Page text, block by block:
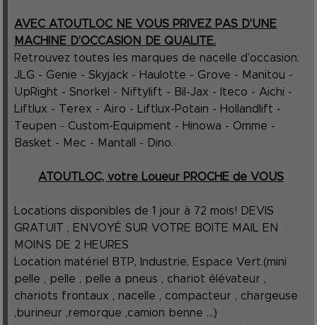
AVEC ATOUTLOC NE VOUS PRIVEZ PAS D'UNE
MACHINE D’OCCASION DE QUALITE.
Retrouvez toutes les marques de nacelle d’occasion:
JLG - Genie - Skyjack - Haulotte - Grove - Manitou -
UpRight - Snorkel - Niftylift - Bil-Jax - Iteco - Aichi -
Liftlux - Terex - Airo - Liftlux-Potain - Hollandlift -
Teupen - Custom-Equipment - Hinowa - Omme -
Basket - Mec - Mantall - Dino.
ATOUTLOC, votre Loueur PROCHE de VOUS
Locations disponibles de 1 jour à 72 mois! DEVIS
GRATUIT , ENVOYÉ SUR VOTRE BOITE MAIL EN
MOINS DE 2 HEURES
Location matériel BTP, Industrie, Espace Vert.(mini
pelle , pelle , pelle a pneus , chariot élévateur ,
chariots frontaux , nacelle , compacteur , chargeuse
,burineur ,remorque ,camion benne ...)